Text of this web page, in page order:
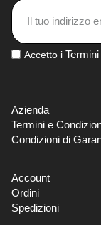
Accetto i
Azienda
Termini e
Condizioni di
Account
Ordini
Spedizioni